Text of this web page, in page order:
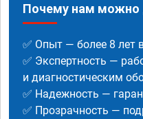
Почему нам можно
✅ Опыт — более 8 лет
✅ Экспертность —
и диагностическим
✅ Надежность —
✅ Прозрачность —